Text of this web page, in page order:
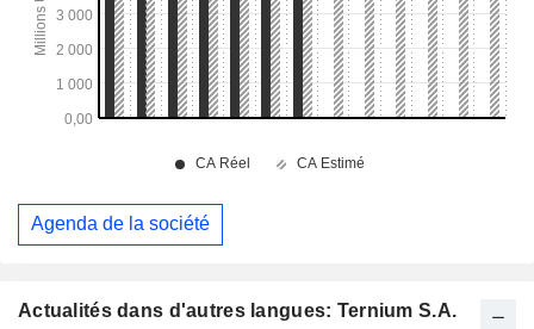
Actualités dans d'autres langues: Ternium S.A.
Agenda de la société